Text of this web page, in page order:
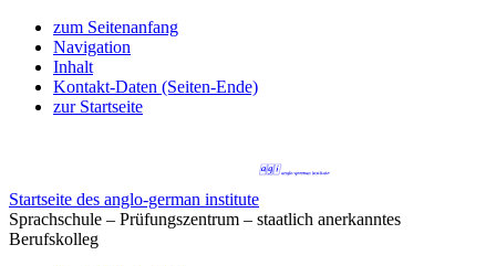
zum Seitenanfang
Navigation
Inhalt
Kontakt-Daten (Seiten-Ende)
zur Startseite
Startseite des anglo-german institute
Sprachschule – Prüfungszentrum – staatlich anerkanntes
Berufskolleg